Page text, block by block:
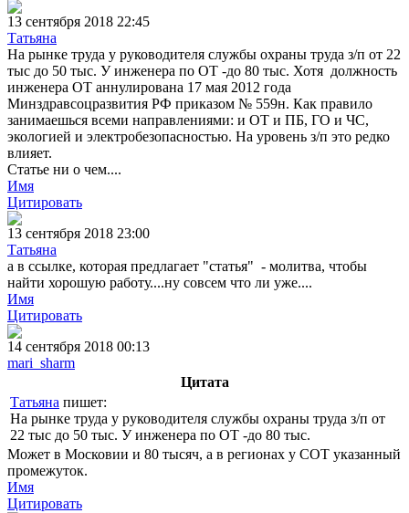
13 сентября 2018 22:45
Татьяна
На рынке труда у руководителя службы охраны труда з/п от 22
тыс до 50 тыс. У инженера по ОТ -до 80 тыс. Хотя должность
инженера ОТ аннулирована 17 мая 2012 года
Минздравсоцразвития РФ приказом № 559н. Как правило
занимаешься всеми направлениями: и ОТ и ПБ, ГО и ЧС,
экологией и электробезопасностью. На уровень з/п это редко
влияет.
Статье ни о чем....
Имя
Цитировать
13 сентября 2018 23:00
Татьяна
а в ссылке, которая предлагает "статья" - молитва, чтобы
найти хорошую работу....ну совсем что ли уже....
Имя
Цитировать
14 сентября 2018 00:13
mari_sharm
Цитата
Татьяна пишет:
На рынке труда у руководителя службы охраны труда з/п от
22 тыс до 50 тыс. У инженера по ОТ -до 80 тыс.
Может в Московии и 80 тысяч, а в регионах у СОТ указанный
промежуток.
Имя
Цитировать